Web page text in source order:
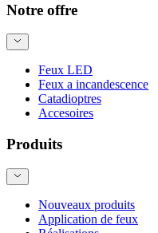
Notre offre
Feux LED
Feux a incandescence
Catadioptres
Accesoires
Produits
Nouveaux produits
Application de feux